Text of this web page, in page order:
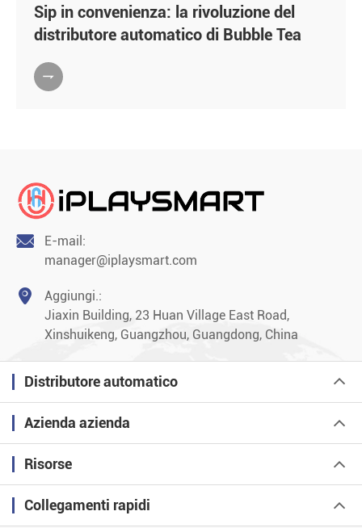
Sip in convenienza: la rivoluzione del
distributore automatico di Bubble Tea


E-mail:
manager@iplaysmart.com

Aggiungi.:
Jiaxin Building, 23 Huan Village East Road,
Xinshuikeng, Guangzhou, Guangdong, China
Distributore automatico
Azienda azienda
Risorse
Collegamenti rapidi